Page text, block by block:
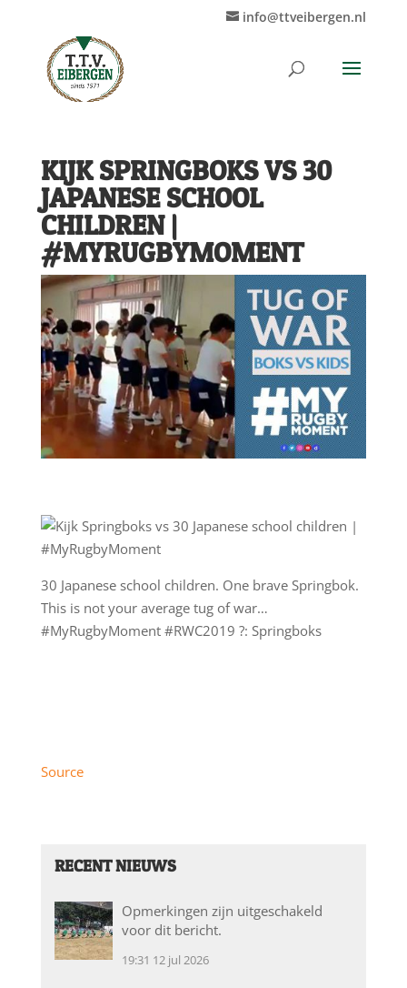
info@ttveibergen.nl
KIJK SPRINGBOKS VS 30
JAPANESE SCHOOL
CHILDREN |
#MYRUGBYMOMENT
30 Japanese school children. One brave Springbok.
This is not your average tug of war…
#MyRugbyMoment #RWC2019 ?: Springboks
Source
RECENT NIEUWS
Opmerkingen zijn uitgeschakeld
voor dit bericht.
19:31 12 jul 2026